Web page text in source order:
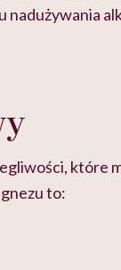
nadużywania
które
to: